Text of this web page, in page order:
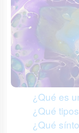
¿Qué es
¿Qué
¿Qué